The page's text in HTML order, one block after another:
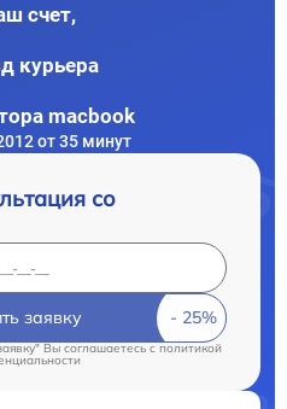
счет,
курьера
macbook
от 35 минут
со
заявку
Вы соглашаетесь cполитикой